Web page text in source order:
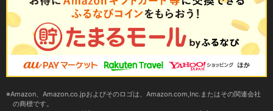
Amazon、Amazon.co.jpおよびそのロゴは、Amazon.com,Inc.またはその関連会社
の商標です。